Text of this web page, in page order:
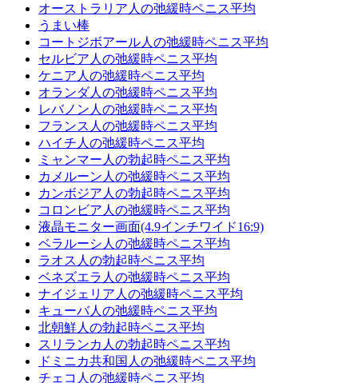
オーストラリア人の弛緩時ペニス平均
うまい棒
コー​​トジボアール人の弛緩時ペニス平均
セルビア人の弛緩時ペニス平均
ケニア人の弛緩時ペニス平均
オランダ人の弛緩時ペニス平均
レバノン人の弛緩時ペニス平均
フランス人の弛緩時ペニス平均
ハイチ人の弛緩時ペニス平均
ミャンマー人の勃起時ペニス平均
カメルーン人の弛緩時ペニス平均
カンボジア人の勃起時ペニス平均
コロンビア人の弛緩時ペニス平均
液晶モニター画面(4.9インチワイド16:9)
ベラルーシ人の弛緩時ペニス平均
ラオス人の勃起時ペニス平均
ベネズエラ人の弛緩時ペニス平均
ナイジェリア人の弛緩時ペニス平均
キューバ人の弛緩時ペニス平均
北朝鮮人の勃起時ペニス平均
スリランカ人の勃起時ペニス平均
ドミニカ共和国人の弛緩時ペニス平均
チェコ人の弛緩時ペニス平均